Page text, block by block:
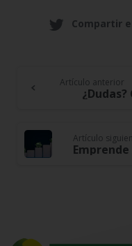
Compartir
Continue
Reading
Artículo anterior
Artículo